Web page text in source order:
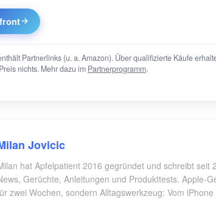
Partnerlinks (u. a. Amazon). Über qualifizierte Käufe
nichts. Mehr dazu im Partnerprogramm.
Jovicic
hat Apfelpatient 2016 gegründet und schreibt seit
Gerüchte, Anleitungen und Produkttests. Apple-
zwei Wochen, sondern Alltagswerkzeug: Vom